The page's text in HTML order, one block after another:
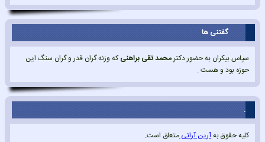
گفتنی ها
سپاس بیکران به حضور دکترمحمد نقی براهنیکه وزنه گران قدر و گران سنگ این
حوزه بود و هست .
.
کلیه حقوق بهآرین آرانیمتعلق است.